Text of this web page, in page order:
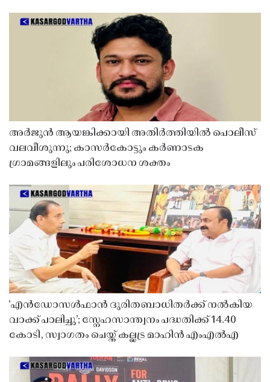
അർജുൻ ആയങ്കിക്കായി അതിർത്തിയിൽ പൊലീസ്
വലവീശുന്നു; കാസർകോട്ടും കർണാടക
ഗ്രാമങ്ങളിലും പരിശോധന ശക്തം
‘എൻഡോസൾഫാൻ ദുരിതബാധിതർക്ക് നൽകിയ
വാക്ക് പാലിച്ചു’; സ്നേഹസാന്ത്വനം പദ്ധതിക്ക് 14.40
കോടി, സ്വാഗതം ചെയ്ത് കല്ലട്ര മാഹിൻ എംഎൽഎ